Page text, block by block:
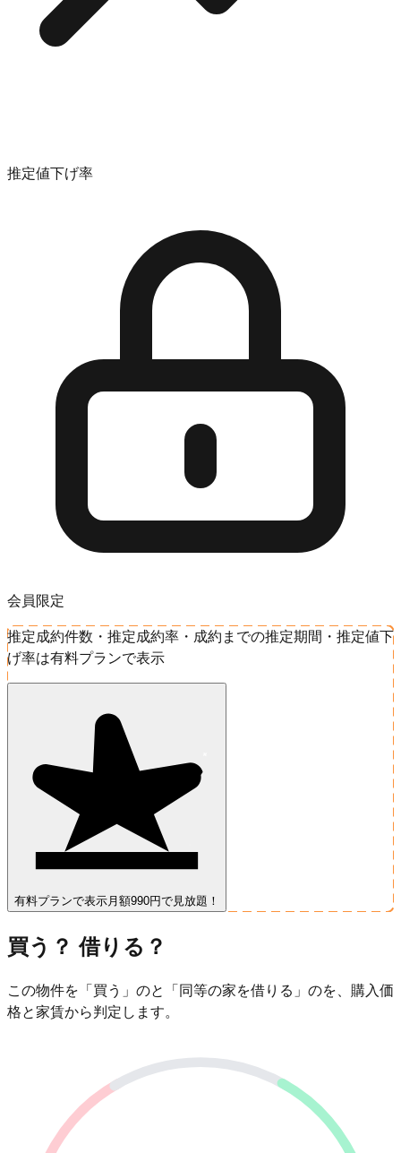
推定値下げ率
会員限定
推定成約件数・推定成約率・成約までの推定期間・推定値下
げ率は有料プランで表示
有料プランで表示 月額990円で見放題！
買う？ 借りる？
この物件を「買う」のと「同等の家を借りる」のを、購入価
格と家賃から判定します。